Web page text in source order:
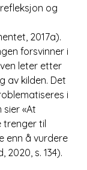
og
2017a).
forsvinner i
leter etter
av kilden. Det
i
sier «At
trenger til
enn å vurdere
2020, s. 134).